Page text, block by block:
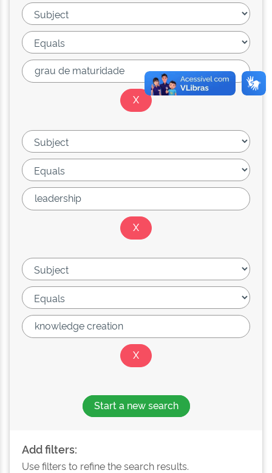
Start a new search
Add filters:
Use filters to refine the search results.